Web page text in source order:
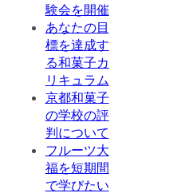
験会を開催
あなたの目
標を達成す
る和菓子カ
リキュラム
京都和菓子
の学校の評
判について
フルーツ大
福を短期間
で学びたい